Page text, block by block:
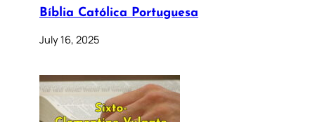
Bíblia Católica Portuguesa
July 16, 2025